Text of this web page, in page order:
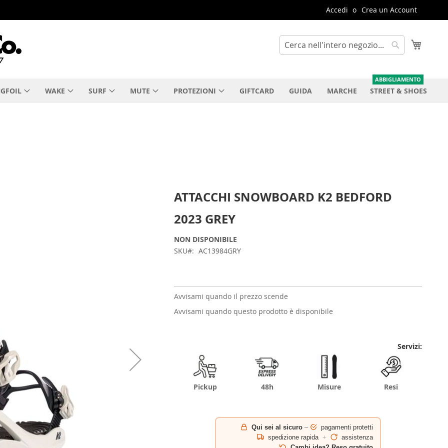
Accedi Crea un Account
Cerca
WAKE SURF MUTE PROTEZIONI GIFTCARD GUIDA MARCHE STREET & SHOES
ATTACCHI SNOWBOARD K2 BEDFORD
2023 GREY
NON DISPONIBILE
SKU
AC13984GRY
Avvisami quando il prezzo scende
Avvisami quando questo prodotto è disponibile
Servizi:
Pickup 48h Misure Resi
Qui sei al sicuro –
pagamenti protetti
spedizione rapida +
assistenza